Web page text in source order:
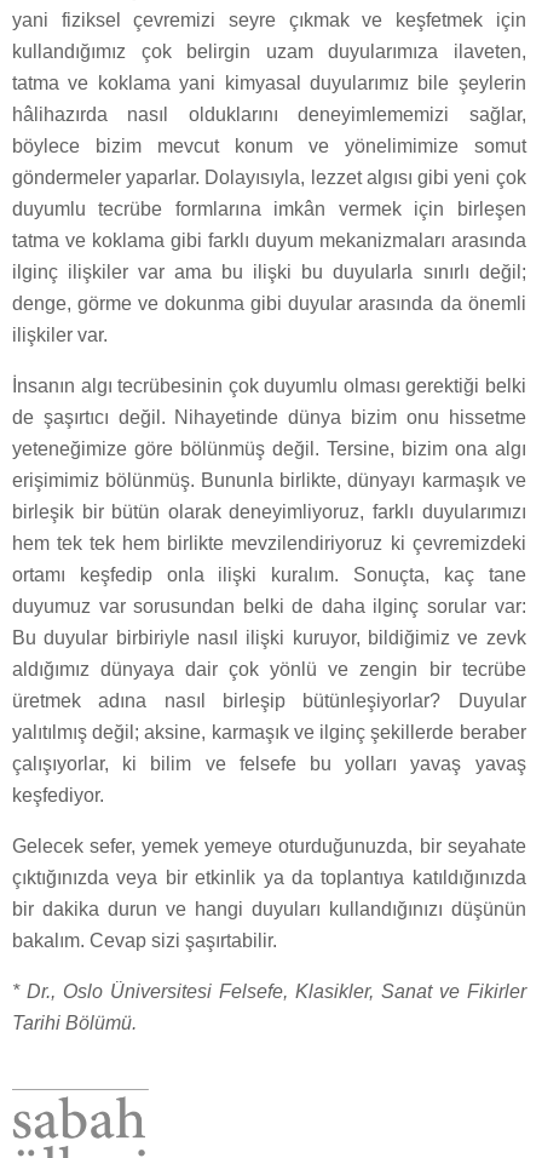
yani fiziksel çevremizi seyre çıkmak ve keşfetmek için
kullandığımız çok belirgin uzam duyularımıza ilaveten,
tatma ve koklama yani kimyasal duyularımız bile şeylerin
hâlihazırda nasıl olduklarını deneyimlememizi sağlar,
böylece bizim mevcut konum ve yönelimimize somut
göndermeler yaparlar. Dolayısıyla, lezzet algısı gibi yeni çok
duyumlu tecrübe formlarına imkân vermek için birleşen
tatma ve koklama gibi farklı duyum mekanizmaları arasında
ilginç ilişkiler var ama bu ilişki bu duyularla sınırlı değil;
denge, görme ve dokunma gibi duyular arasında da önemli
ilişkiler var.
İnsanın algı tecrübesinin çok duyumlu olması gerektiği belki
de şaşırtıcı değil. Nihayetinde dünya bizim onu hissetme
yeteneğimize göre bölünmüş değil. Tersine, bizim ona algı
erişimimiz bölünmüş. Bununla birlikte, dünyayı karmaşık ve
birleşik bir bütün olarak deneyimliyoruz, farklı duyularımızı
hem tek tek hem birlikte mevzilendiriyoruz ki çevremizdeki
ortamı keşfedip onla ilişki kuralım. Sonuçta, kaç tane
duyumuz var sorusundan belki de daha ilginç sorular var:
Bu duyular birbiriyle nasıl ilişki kuruyor, bildiğimiz ve zevk
aldığımız dünyaya dair çok yönlü ve zengin bir tecrübe
üretmek adına nasıl birleşip bütünleşiyorlar? Duyular
yalıtılmış değil; aksine, karmaşık ve ilginç şekillerde beraber
çalışıyorlar, ki bilim ve felsefe bu yolları yavaş yavaş
keşfediyor.
Gelecek sefer, yemek yemeye oturduğunuzda, bir seyahate
çıktığınızda veya bir etkinlik ya da toplantıya katıldığınızda
bir dakika durun ve hangi duyuları kullandığınızı düşünün
bakalım. Cevap sizi şaşırtabilir.
* Dr., Oslo Üniversitesi Felsefe, Klasikler, Sanat ve Fikirler
Tarihi Bölümü.